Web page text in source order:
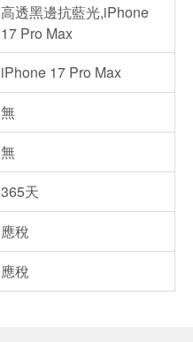
高透黑邊抗藍光,iPhone
17 Pro Max
iPhone 17 Pro Max
無
無
365天
應稅
應稅